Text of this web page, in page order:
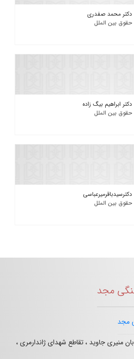
دکتر محمد صفدری
حقوق بین الملل
دکتر ابراهیم بیگ زاده
حقوق بین الملل
دکترسیدباقرمیرعباسی
حقوق بین الملل
مجد
مجد
منیری جاوید ، تقاطع شهدای ژاندارمری ،